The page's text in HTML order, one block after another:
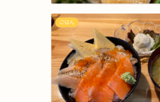
ごはん